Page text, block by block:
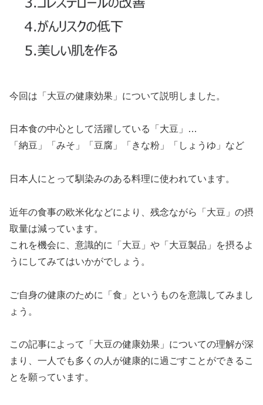
今回は「大豆の健康効果」について説明しました。
日本食の中心として活躍している「大豆」…
「納豆」「みそ」「豆腐」「きな粉」「しょうゆ」など
日本人にとって馴染みのある料理に使われています。
近年の食事の欧米化などにより、残念ながら「大豆」の摂
取量は減っています。
これを機会に、意識的に「大豆」や「大豆製品」を摂るよ
うにしてみてはいかがでしょう。
ご自身の健康のために「食」というものを意識してみまし
ょう。
この記事によって「大豆の健康効果」についての理解が深
まり、一人でも多くの人が健康的に過ごすことができるこ
とを願っています。